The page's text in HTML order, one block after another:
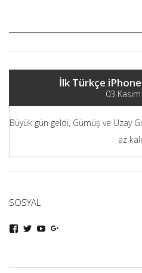
İlk Türkçe iPhone
03
Büyük gün geldi, Gümüş ve Uzay
az
SOSYAL
iphoneturka
profilini
iphoneturka
profilini
iphoneturka
profiliniprofilini